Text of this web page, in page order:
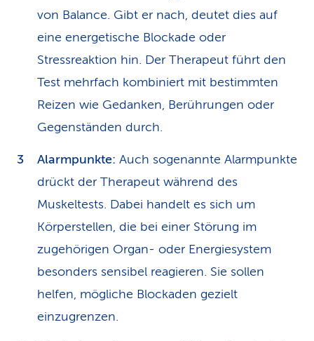
von Balance. Gibt er nach, deutet dies auf
eine energetische Blockade oder
Stressreaktion hin. Der Therapeut führt den
Test mehrfach kombiniert mit bestimmten
Reizen wie Gedanken, Berührungen oder
Gegenständen durch.
Alarmpunkte: Auch sogenannte Alarmpunkte
drückt der Therapeut während des
Muskeltests. Dabei handelt es sich um
Körperstellen, die bei einer Störung im
zugehörigen Organ- oder Energiesystem
besonders sensibel reagieren. Sie sollen
helfen, mögliche Blockaden gezielt
einzugrenzen.